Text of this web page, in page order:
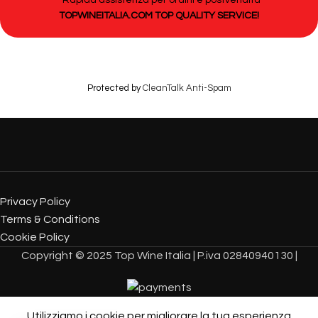
TOPWINEITALIA.COM TOP QUALITY SERVICE!
Protected byCleanTalk Anti-Spam
Privacy Policy
Terms & Conditions
Cookie Policy
Copyright © 2025 Top Wine Italia | P.iva 02840940130 |